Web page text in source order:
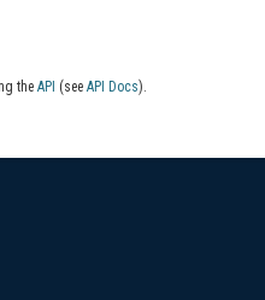
the API (see API Docs).